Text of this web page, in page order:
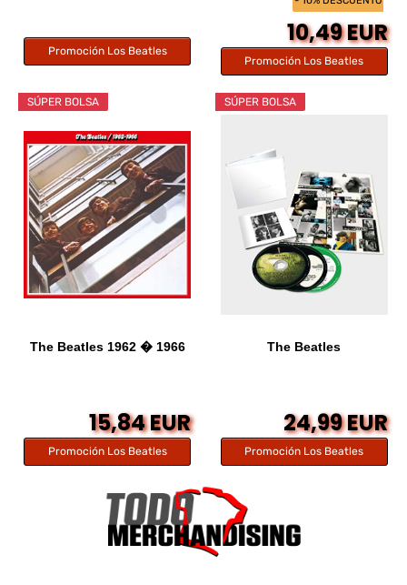
Promoción Los Beatles
10,49 EUR
Promoción Los Beatles
SÚPER BOLSA
The Beatles 1962 � 1966
15,84 EUR
Promoción Los Beatles
SÚPER BOLSA
The Beatles
24,99 EUR
Promoción Los Beatles